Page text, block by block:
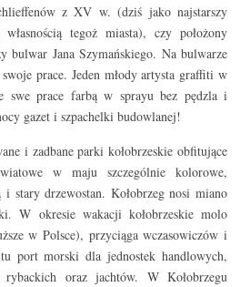
z XV w. (dziś jako najstarszy
tegoż miasta), czy położony
bulwar Jana Szymańskiego. Na bulwarze
prace. Jeden młody artysta graffiti w
swe prace farbą w sprayu bez pędzla i
gazet i szpachelki budowlanej!
i zadbane parki kołobrzeskie obfitujące
w maju szczególnie kolorowe,
stary drzewostan. Kołobrzeg nosi miano
W okresie wakacji kołobrzeskie molo
w Polsce), przyciąga wczasowiczów i
port morski dla jednostek handlowych,
oraz jachtów. W Kołobrzegu